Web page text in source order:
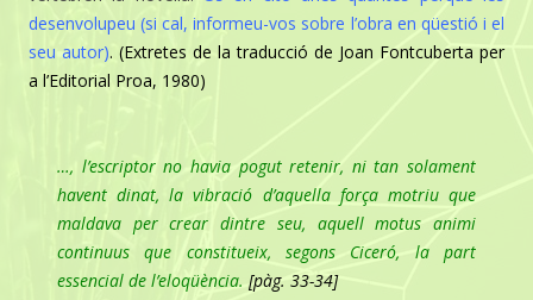
desenvolupeu (si cal, informeu-vos sobre l’obra en qüestió i el
seu autor). (Extretes de la traducció de Joan Fontcuberta per
a l’Editorial Proa, 1980)
…, l’escriptor no havia pogut retenir, ni tan solament
havent dinat, la vibració d’aquella força motriu que
maldava per crear dintre seu, aquellmotus animi
continuus que constitueix, segons Ciceró, la part
essencial de l’eloqüència. [pàg. 33-34]